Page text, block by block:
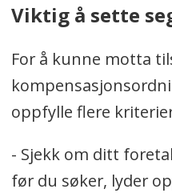
Viktig å sette
For å kunne motta
oppfylle flere
- Sjekk om ditt
før du søker, lyder